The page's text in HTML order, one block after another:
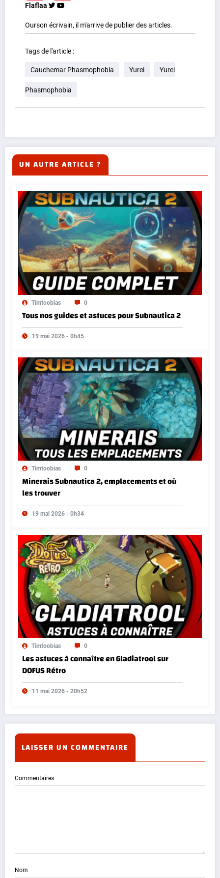
Flaflaa
Ourson écrivain, il m'arrive de publier des articles.
Tags de l'article :
Cauchemar Phasmophobia Yurei Yurei
Phasmophobia
UN AUTRE ARTICLE ?
Timtoobias 0
Tous nos guides et astuces pour Subnautica 2
19 mai 2026 - 0h45
Timtoobias 0
Minerais Subnautica 2, emplacements et où
les trouver
19 mai 2026 - 0h34
Timtoobias 0
Les astuces à connaître en Gladiatrool sur
DOFUS Rétro
11 mai 2026 - 20h52
LAISSER UN COMMENTAIRE
Commentaires
Nom